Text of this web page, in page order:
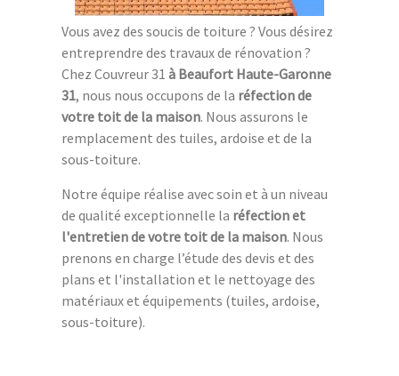
Vous avez des soucis de toiture ? Vous désirez
entreprendre des travaux de rénovation ?
Chez Couvreur 31 à Beaufort Haute-Garonne
31, nous nous occupons de la réfection de
votre toit de la maison. Nous assurons le
remplacement des tuiles, ardoise et de la
sous-toiture.
Notre équipe réalise avec soin et à un niveau
de qualité exceptionnelle la réfection et
l'entretien de votre toit de la maison. Nous
prenons en charge l’étude des devis et des
plans et l'installation et le nettoyage des
matériaux et équipements (tuiles, ardoise,
sous-toiture).